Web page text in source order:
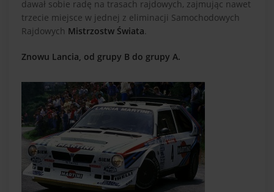
dawał sobie radę na trasach rajdowych, zajmując nawet
trzecie miejsce w jednej z eliminacji Samochodowych
Rajdowych Mistrzostw Świata.
Znowu Lancia, od grupy B do grupy A.